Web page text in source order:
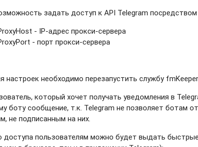
задать доступ к API Telegram
- IP-адрес прокси-сервера
- порт прокси-сервера
настроек необходимо перезапустить службу
который хочет получать уведомления в
боту сообщение, т.к. Telegram не позволяет ботам
не подписанным на них.
доступа пользователям можно будет выдать